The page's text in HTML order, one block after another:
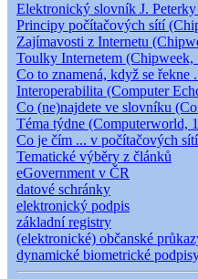
Elektronický slovník J.
Principy počítačových sítí
Zajímavosti z Internetu
Toulky Internetem (Chipweek,
Co to znamená, když se
Interoperabilita (Computer
Co (ne)najdete ve slovníku
Téma týdne (Computerworld,
Co je čím ... v počítačových
Tematické výběry z článků
eGovernment v ČR
datové schránky
elektronický podpis
základní registry
(elektronické) občanské
dynamické biometrické